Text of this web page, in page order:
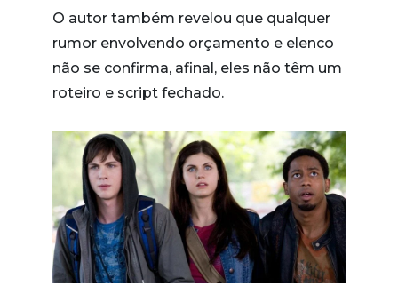
O autor também revelou que qualquer
rumor envolvendo orçamento e elenco
não se confirma, afinal, eles não têm um
roteiro e script fechado.